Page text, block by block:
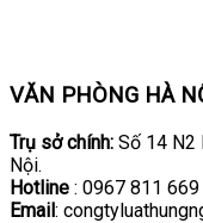
VĂN PHÒNG HÀ
Trụ sở chính: Số 14 N2
Nội.
Hotline : 0967 811 669
Email: